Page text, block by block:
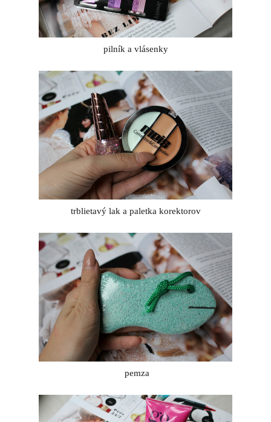
pilník a vlásenky
trblietavý lak a paletka korektorov
pemza